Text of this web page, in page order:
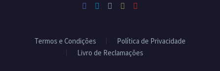
Termos e Condições
Política de Privacidade
Livro de Reclamações